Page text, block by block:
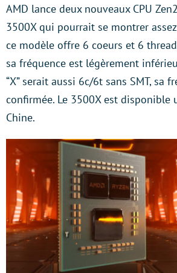
AMD lance deux nouveaux CPU
3500X qui pourrait se montrer
ce modèle offre 6 coeurs et 6
sa fréquence est légèrement
“X” serait aussi 6c/6t sans SMT, sa
confirmée. Le 3500X est disponible
Chine.